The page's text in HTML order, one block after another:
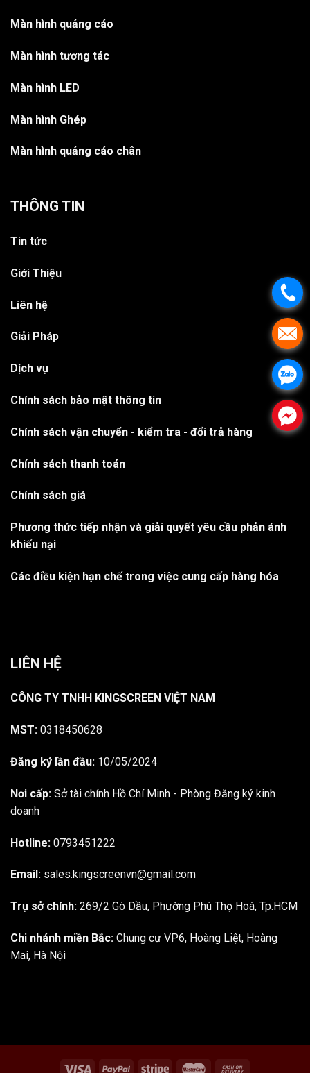
Màn hình quảng cáo
Màn hình tương tác
Màn hình LED
Màn hình Ghép
Màn hình quảng cáo chân
THÔNG TIN
Tin tức
Giới Thiệu
Liên hệ
Giải Pháp
Dịch vụ
Chính sách bảo mật thông tin
Chính sách vận chuyển - kiểm tra - đổi trả hàng
Chính sách thanh toán
Chính sách giá
Phương thức tiếp nhận và giải quyết yêu cầu phản ánh
khiếu nại
Các điều kiện hạn chế trong việc cung cấp hàng hóa
LIÊN HỆ
CÔNG TY TNHH KINGSCREEN VIỆT NAM
MST: 0318450628
Đăng ký lần đầu: 10/05/2024
Nơi cấp: Sở tài chính Hồ Chí Minh - Phòng Đăng ký kinh
doanh
Hotline: 0793451222
Email: sales.kingscreenvn@gmail.com
Trụ sở chính: 269/2 Gò Dầu, Phường Phú Thọ Hoà, Tp.HCM
Chi nhánh miền Bắc: Chung cư VP6, Hoàng Liệt, Hoàng
Mai, Hà Nội
.
.
.
.